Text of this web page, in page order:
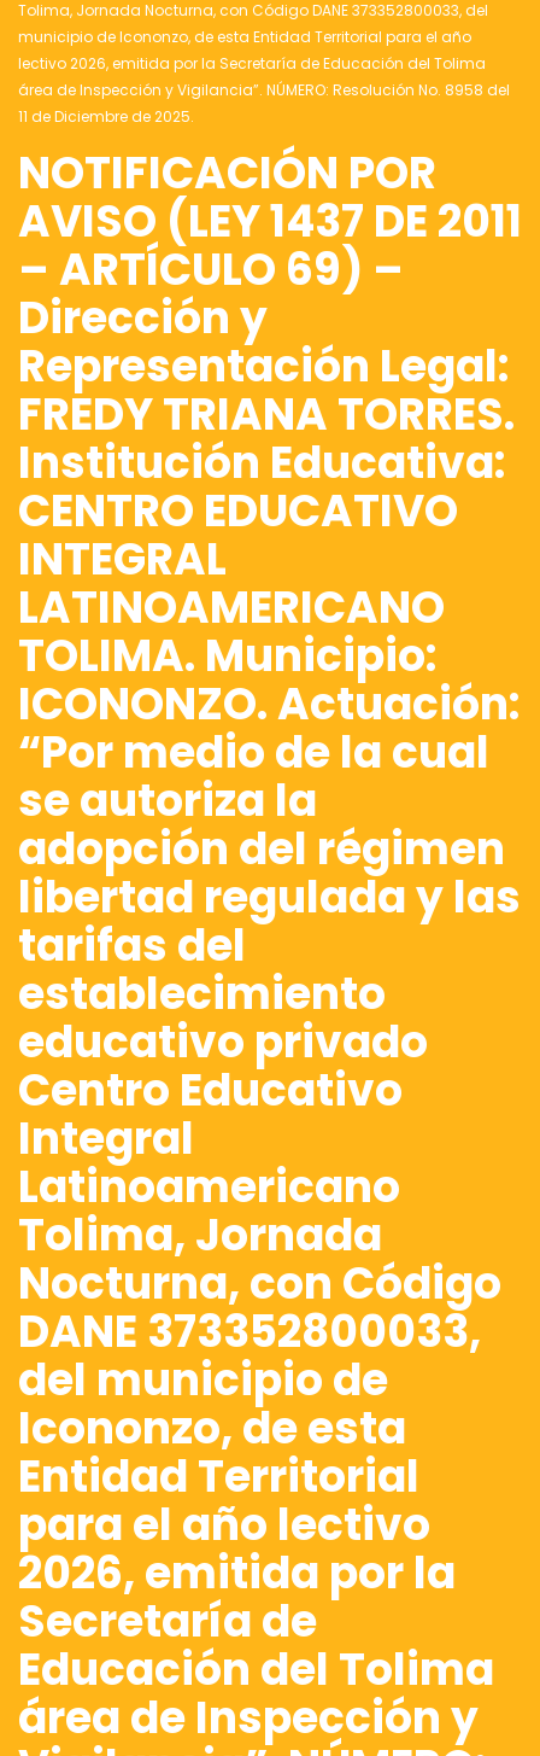
Tolima, Jornada Nocturna, con Código DANE 373352800033, del
municipio de Icononzo, de esta Entidad Territorial para el año
lectivo 2026, emitida por la Secretaría de Educación del Tolima
área de Inspección y Vigilancia”. NÚMERO: Resolución No. 8958 del
11 de Diciembre de 2025.
NOTIFICACIÓN POR
AVISO (LEY 1437 DE 2011
– ARTÍCULO 69) –
Dirección y
Representación Legal:
FREDY TRIANA TORRES.
Institución Educativa:
CENTRO EDUCATIVO
INTEGRAL
LATINOAMERICANO
TOLIMA. Municipio:
ICONONZO. Actuación:
“Por medio de la cual
se autoriza la
adopción del régimen
libertad regulada y las
tarifas del
establecimiento
educativo privado
Centro Educativo
Integral
Latinoamericano
Tolima, Jornada
Nocturna, con Código
DANE 373352800033,
del municipio de
Icononzo, de esta
Entidad Territorial
para el año lectivo
2026, emitida por la
Secretaría de
Educación del Tolima
área de Inspección y